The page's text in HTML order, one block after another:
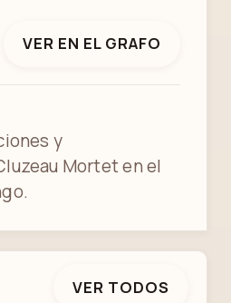
VER EN EL GRAFO
y
Mortet en el
VER TODOS